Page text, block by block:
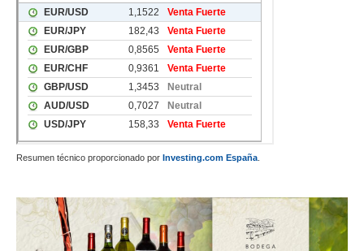
Resumen técnico proporcionado por Investing.com España